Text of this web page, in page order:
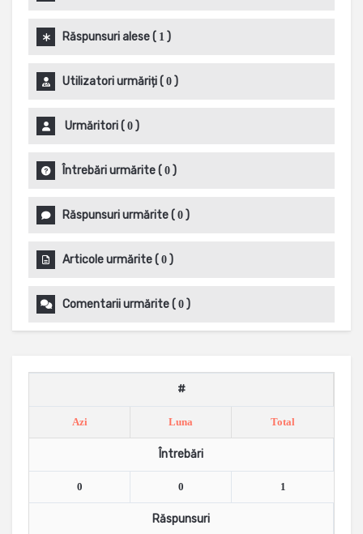
Răspunsuri alese( 1 )
Utilizatori urmăriți( 0 )
Urmăritori( 0 )
Întrebări urmărite( 0 )
Răspunsuri urmărite( 0 )
Articole urmărite( 0 )
Comentarii urmărite( 0 )
#
Azi Luna Total
Întrebări
0 0 1
Răspunsuri